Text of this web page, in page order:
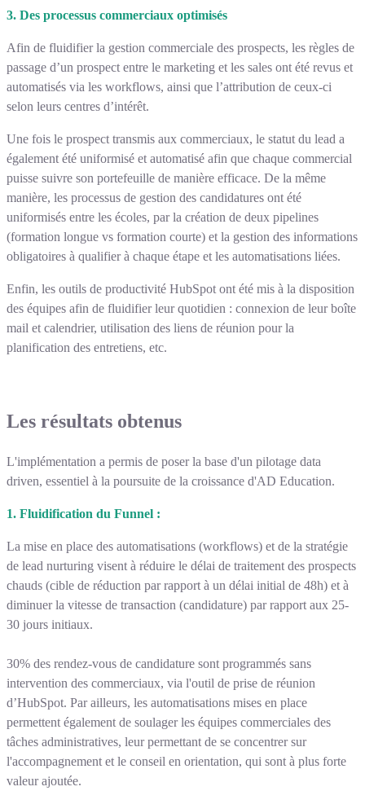
3. Des processus commerciaux optimisés
Afin de fluidifier la gestion commerciale des prospects, les règles de
passage d’un prospect entre le marketing et les sales ont été revus et
automatisés via les workflows, ainsi que l’attribution de ceux-ci
selon leurs centres d’intérêt.
Une fois le prospect transmis aux commerciaux, le statut du lead a
également été uniformisé et automatisé afin que chaque commercial
puisse suivre son portefeuille de manière efficace. De la même
manière, les processus de gestion des candidatures ont été
uniformisés entre les écoles, par la création de deux pipelines
(formation longue vs formation courte) et la gestion des informations
obligatoires à qualifier à chaque étape et les automatisations liées.
Enfin, les outils de productivité HubSpot ont été mis à la disposition
des équipes afin de fluidifier leur quotidien : connexion de leur boîte
mail et calendrier, utilisation des liens de réunion pour la
planification des entretiens, etc.
Les résultats obtenus
L'implémentation a permis de poser la base d'un pilotage data
driven, essentiel à la poursuite de la croissance d'AD Education.
1. Fluidification du Funnel :
La mise en place des automatisations (workflows) et de la stratégie
de lead nurturing visent à réduire le délai de traitement des prospects
chauds (cible de réduction par rapport à un délai initial de 48h) et à
diminuer la vitesse de transaction (candidature) par rapport aux 25-
30 jours initiaux.
30% des rendez-vous de candidature sont programmés sans
intervention des commerciaux, via l'outil de prise de réunion
d’HubSpot. Par ailleurs, les automatisations mises en place
permettent également de soulager les équipes commerciales des
tâches administratives, leur permettant de se concentrer sur
l'accompagnement et le conseil en orientation, qui sont à plus forte
valeur ajoutée.